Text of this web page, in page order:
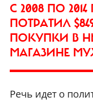
С 2008 ПО
ПОТРАТИЛ
ПОКУПКИ В
МАГАЗИНЕ
Речь идет о